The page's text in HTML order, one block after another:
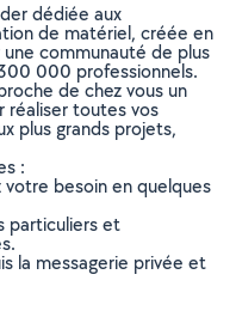
dédiée aux
de matériel, créée en
communauté de plus
000 professionnels.
de chez vous un
réaliser toutes vos
plus grands projets,
:
votre besoin en quelques
particuliers et
la messagerie privée et